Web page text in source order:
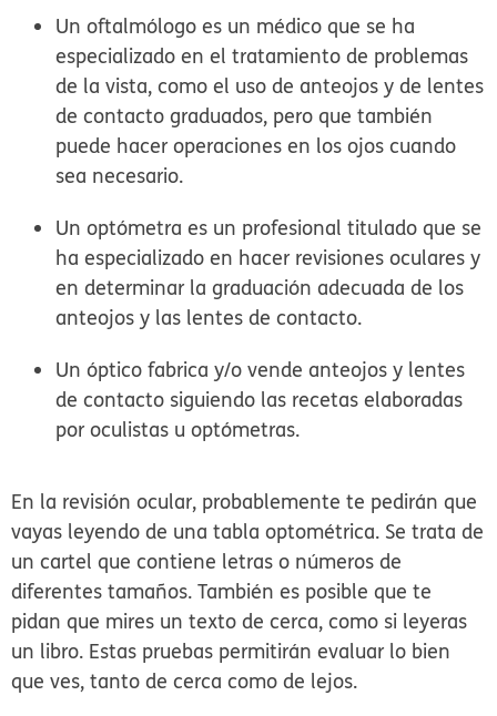
Unoftalmólogo es un médico que se ha
especializado en el tratamiento de problemas
de la vista, como el uso de anteojos y de lentes
de contacto graduados, pero que también
puede hacer operaciones en los ojos cuando
sea necesario.
Unoptómetra es un profesional titulado que se
ha especializado en hacer revisiones oculares y
en determinar la graduación adecuada de los
anteojos y las lentes de contacto.
Unóptico fabrica y/o vende anteojos y lentes
de contacto siguiendo las recetas elaboradas
por oculistas u optómetras.
En la revisión ocular, probablemente te pedirán que
vayas leyendo de una tabla optométrica. Se trata de
un cartel que contiene letras o números de
diferentes tamaños. También es posible que te
pidan que mires un texto de cerca, como si leyeras
un libro. Estas pruebas permitirán evaluar lo bien
que ves, tanto de cerca como de lejos.